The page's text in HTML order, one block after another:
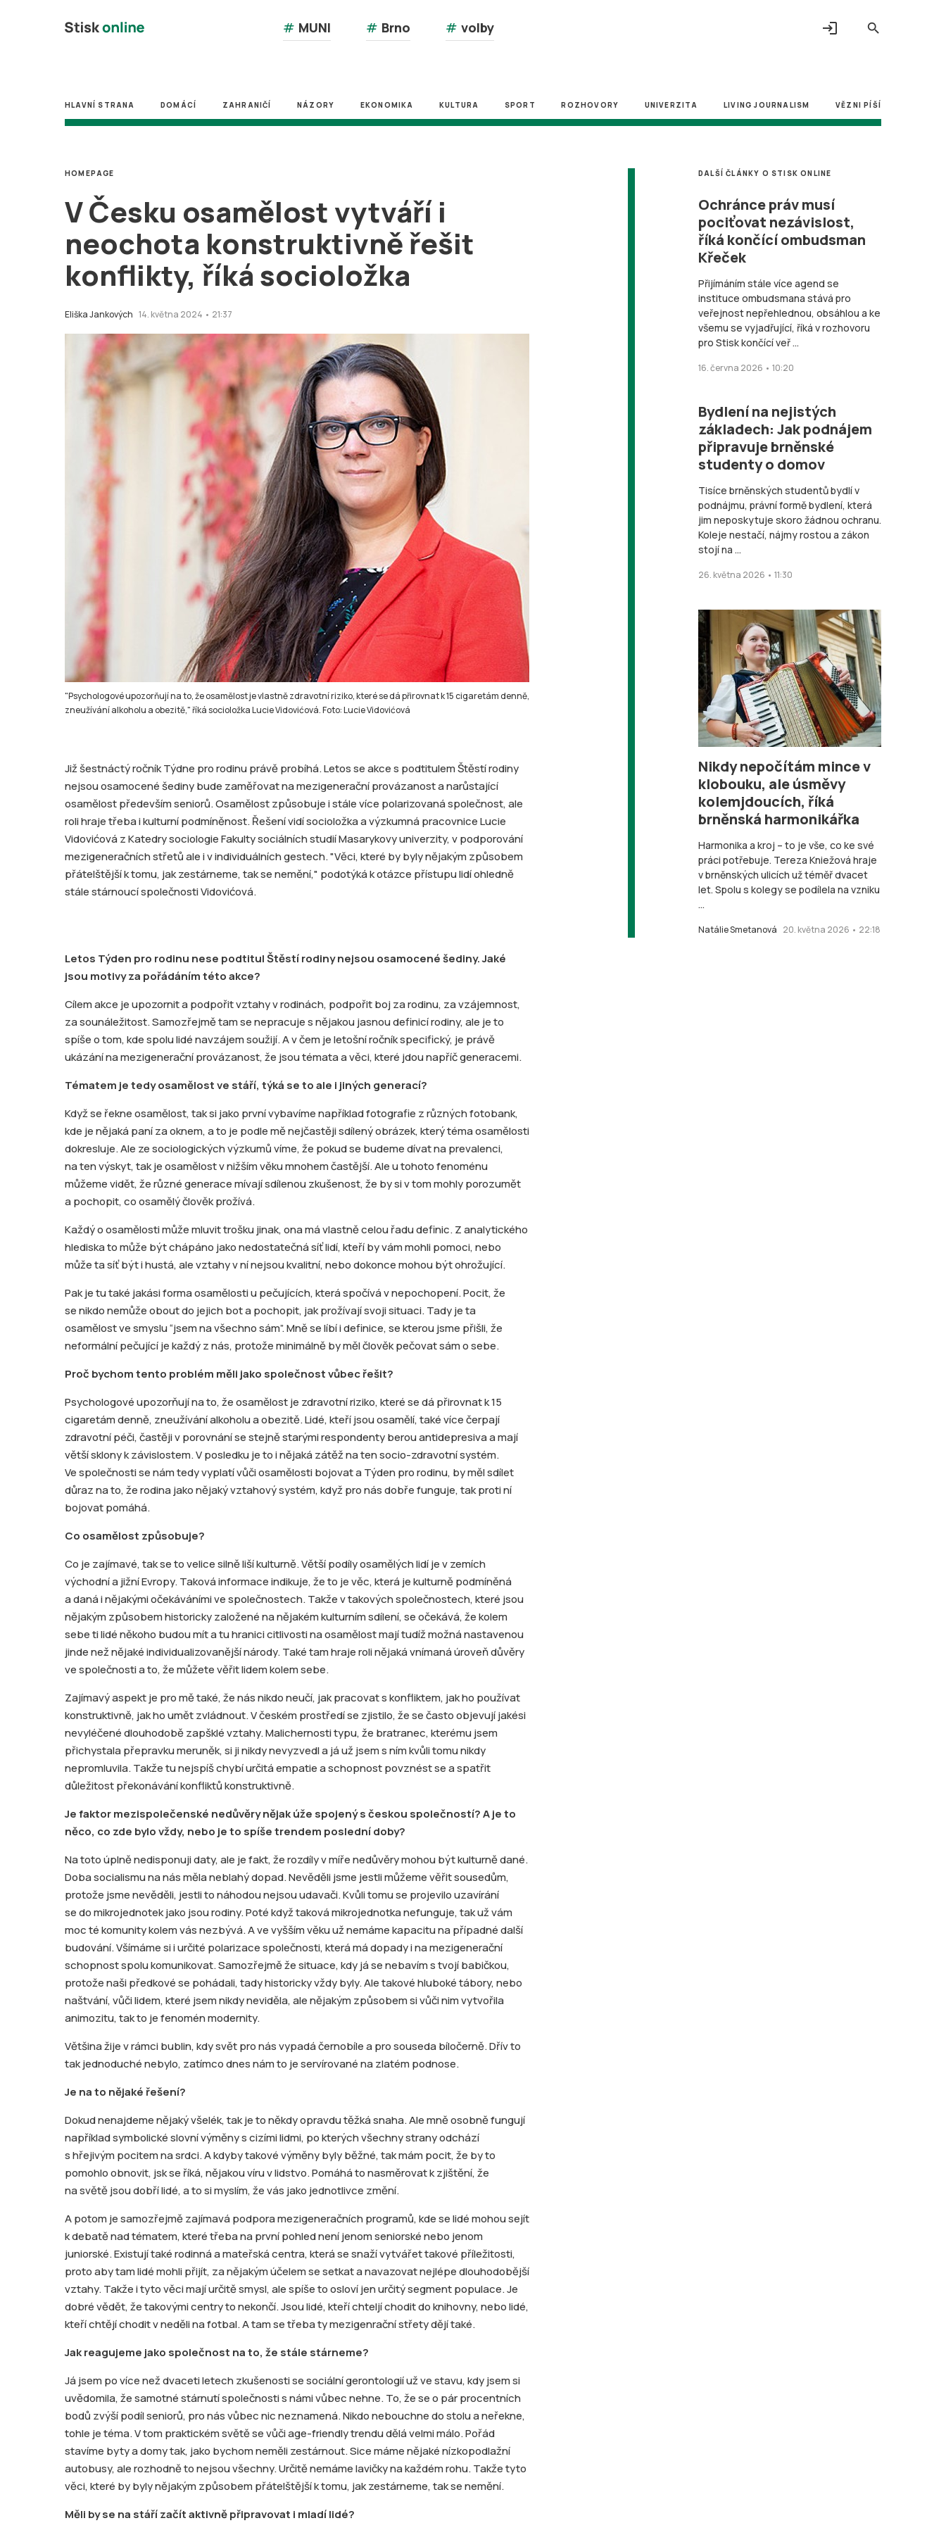
search
# MUNI # Brno # volby login
HLAVNÍ STRANA DOMÁCÍ ZAHRANIČÍ NÁZORY EKONOMIKA KULTURA SPORT ROZHOVORY UNIVERZITA LIVING JOURNALISM VĚZNI PÍŠÍ
V Česku osamělost vytváří i
neochota konstruktivně řešit
konflikty, říká socioložka
Eliška Jankových 14. května 2024 • 21:37
HOMEPAGE
"Psychologové upozorňují na to, že osamělost je vlastně zdravotní riziko, které se dá přirovnat k 15 cigaretám denně,
zneužívání alkoholu a obezitě," říká socioložka Lucie Vidovićová. Foto: Lucie Vidovićová
Již šestnáctý ročník Týdne pro rodinu právě probíhá. Letos se akce s podtitulem Štěstí rodiny
nejsou osamocené šediny bude zaměřovat na mezigenerační provázanost a narůstající
osamělost především seniorů. Osamělost způsobuje i stále více polarizovaná společnost, ale
roli hraje třeba i kulturní podmíněnost. Řešení vidí socioložka a výzkumná pracovnice Lucie
Vidovićová z Katedry sociologie Fakulty sociálních studií Masarykovy univerzity, v podporování
mezigeneračních střetů ale i v individuálních gestech. "Věci, které by byly nějakým způsobem
přátelštější k tomu, jak zestárneme, tak se nemění," podotýká k otázce přístupu lidí ohledně
stále stárnoucí společnosti Vidovićová.
Letos Týden pro rodinu nese podtitul Štěstí rodiny nejsou osamocené šediny. Jaké
jsou motivy za pořádáním této akce?
Cílem akce je upozornit a podpořit vztahy v rodinách, podpořit boj za rodinu, za vzájemnost,
za sounáležitost. Samozřejmě tam se nepracuje s nějakou jasnou definicí rodiny, ale je to
spíše o tom, kde spolu lidé navzájem soužijí. A v čem je letošní ročník specifický, je právě
ukázání na mezigenerační provázanost, že jsou témata a věci, které jdou napříč generacemi.
Tématem je tedy osamělost ve stáří, týká se to ale i jiných generací?
Když se řekne osamělost, tak si jako první vybavíme například fotografie z různých fotobank,
kde je nějaká paní za oknem, a to je podle mě nejčastěji sdílený obrázek, který téma osamělosti
dokresluje. Ale ze sociologických výzkumů víme, že pokud se budeme dívat na prevalenci,
na ten výskyt, tak je osamělost v nižším věku mnohem častější. Ale u tohoto fenoménu
můžeme vidět, že různé generace mívají sdílenou zkušenost, že by si v tom mohly porozumět
a pochopit, co osamělý člověk prožívá.
Každý o osamělosti může mluvit trošku jinak, ona má vlastně celou řadu definic. Z analytického
hlediska to může být chápáno jako nedostatečná síť lidí, kteří by vám mohli pomoci, nebo
může ta síť být i hustá, ale vztahy v ní nejsou kvalitní, nebo dokonce mohou být ohrožující.
Pak je tu také jakási forma osamělosti u pečujících, která spočívá v nepochopení. Pocit, že
se nikdo nemůže obout do jejich bot a pochopit, jak prožívají svoji situaci. Tady je ta
osamělost ve smyslu “jsem na všechno sám”. Mně se líbí i definice, se kterou jsme přišli, že
neformální pečující je každý z nás, protože minimálně by měl člověk pečovat sám o sebe.
Proč bychom tento problém měli jako společnost vůbec řešit?
Psychologové upozorňují na to, že osamělost je zdravotní riziko, které se dá přirovnat k 15
cigaretám denně, zneužívání alkoholu a obezitě. Lidé, kteří jsou osamělí, také více čerpají
zdravotní péči, častěji v porovnání se stejně starými respondenty berou antidepresiva a mají
větší sklony k závislostem. V posledku je to i nějaká zátěž na ten socio-zdravotní systém.
Ve společnosti se nám tedy vyplatí vůči osamělosti bojovat a Týden pro rodinu, by měl sdílet
důraz na to, že rodina jako nějaký vztahový systém, když pro nás dobře funguje, tak proti ní
bojovat pomáhá.
Co osamělost způsobuje?
Co je zajímavé, tak se to velice silně liší kulturně. Větší podíly osamělých lidí je v zemích
východní a jižní Evropy. Taková informace indikuje, že to je věc, která je kulturně podmíněná
a daná i nějakými očekáváními ve společnostech. Takže v takových společnostech, které jsou
nějakým způsobem historicky založené na nějakém kulturním sdílení, se očekává, že kolem
sebe ti lidé někoho budou mít a tu hranici citlivosti na osamělost mají tudíž možná nastavenou
jinde než nějaké individualizovanější národy. Také tam hraje roli nějaká vnímaná úroveň důvěry
ve společnosti a to, že můžete věřit lidem kolem sebe.
Zajímavý aspekt je pro mě také, že nás nikdo neučí, jak pracovat s konfliktem, jak ho používat
konstruktivně, jak ho umět zvládnout. V českém prostředí se zjistilo, že se často objevují jakési
nevyléčené dlouhodobě zapšklé vztahy. Malichernosti typu, že bratranec, kterému jsem
přichystala přepravku meruněk, si ji nikdy nevyzvedl a já už jsem s ním kvůli tomu nikdy
nepromluvila. Takže tu nejspíš chybí určitá empatie a schopnost povznést se a spatřit
důležitost překonávání konfliktů konstruktivně.
Je faktor mezispolečenské nedůvěry nějak úže spojený s českou společností? A je to
něco, co zde bylo vždy, nebo je to spíše trendem poslední doby?
Na toto úplně nedisponuji daty, ale je fakt, že rozdíly v míře nedůvěry mohou být kulturně dané.
Doba socialismu na nás měla neblahý dopad. Nevěděli jsme jestli můžeme věřit sousedům,
protože jsme nevěděli, jestli to náhodou nejsou udavači. Kvůli tomu se projevilo uzavírání
se do mikrojednotek jako jsou rodiny. Poté když taková mikrojednotka nefunguje, tak už vám
moc té komunity kolem vás nezbývá. A ve vyšším věku už nemáme kapacitu na případné další
budování. Všímáme si i určité polarizace společnosti, která má dopady i na mezigenerační
schopnost spolu komunikovat. Samozřejmě že situace, kdy já se nebavím s tvojí babičkou,
protože naši předkové se pohádali, tady historicky vždy byly. Ale takové hluboké tábory, nebo
naštvání, vůči lidem, které jsem nikdy neviděla, ale nějakým způsobem si vůči nim vytvořila
animozitu, tak to je fenomén modernity.
Většina žije v rámci bublin, kdy svět pro nás vypadá černobíle a pro souseda bíločerně. Dřív to
tak jednoduché nebylo, zatímco dnes nám to je servírované na zlatém podnose.
Je na to nějaké řešení?
Dokud nenajdeme nějaký všelék, tak je to někdy opravdu těžká snaha. Ale mně osobně fungují
například symbolické slovní výměny s cizími lidmi, po kterých všechny strany odchází
s hřejivým pocitem na srdci. A kdyby takové výměny byly běžné, tak mám pocit, že by to
pomohlo obnovit, jsk se říká, nějakou víru v lidstvo. Pomáhá to nasměrovat k zjištění, že
na světě jsou dobří lidé, a to si myslím, že vás jako jednotlivce změní.
A potom je samozřejmě zajímavá podpora mezigeneračních programů, kde se lidé mohou sejít
k debatě nad tématem, které třeba na první pohled není jenom seniorské nebo jenom
juniorské. Existují také rodinná a mateřská centra, která se snaží vytvářet takové příležitosti,
proto aby tam lidé mohli přijít, za nějakým účelem se setkat a navazovat nejlépe dlouhodobější
vztahy. Takže i tyto věci mají určitě smysl, ale spíše to osloví jen určitý segment populace. Je
dobré vědět, že takovými centry to nekončí. Jsou lidé, kteří chteljí chodit do knihovny, nebo lidé,
kteří chtějí chodit v neděli na fotbal. A tam se třeba ty mezigenrační střety dějí také.
Jak reagujeme jako společnost na to, že stále stárneme?
Já jsem po více než dvaceti letech zkušenosti se sociální gerontologií už ve stavu, kdy jsem si
uvědomila, že samotné stárnutí společnosti s námi vůbec nehne. To, že se o pár procentních
bodů zvýší podíl seniorů, pro nás vůbec nic neznamená. Nikdo nebouchne do stolu a neřekne,
tohle je téma. V tom praktickém světě se vůči age-friendly trendu dělá velmi málo. Pořád
stavíme byty a domy tak, jako bychom neměli zestárnout. Sice máme nějaké nízkopodlažní
autobusy, ale rozhodně to nejsou všechny. Určitě nemáme lavičky na každém rohu. Takže tyto
věci, které by byly nějakým způsobem přátelštější k tomu, jak zestárneme, tak se nemění.
Měli by se na stáří začít aktivně připravovat i mladí lidé?
DALŠÍ ČLÁNKY O STISK ONLINE
Ochránce práv musí
pociťovat nezávislost,
říká končící ombudsman
Křeček
Přijímáním stále více agend se
instituce ombudsmana stává pro
veřejnost nepřehlednou, obsáhlou a ke
všemu se vyjadřující, říká v rozhovoru
pro Stisk končící veř ...
16. června 2026 • 10:20
Bydlení na nejistých
základech: Jak podnájem
připravuje brněnské
studenty o domov
Tisíce brněnských studentů bydlí v
podnájmu, právní formě bydlení, která
jim neposkytuje skoro žádnou ochranu.
Koleje nestačí, nájmy rostou a zákon
stojí na ...
26. května 2026 • 11:30
Nikdy nepočítám mince v
klobouku, ale úsměvy
kolemjdoucích, říká
brněnská harmonikářka
Harmonika a kroj – to je vše, co ke své
práci potřebuje. Tereza Kniežová hraje
v brněnských ulicích už téměř dvacet
let. Spolu s kolegy se podílela na vzniku
...
Natálie Smetanová 20. května 2026 • 22:18